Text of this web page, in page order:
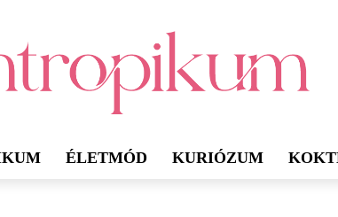
ÉLETMÓD KURIÓZUM